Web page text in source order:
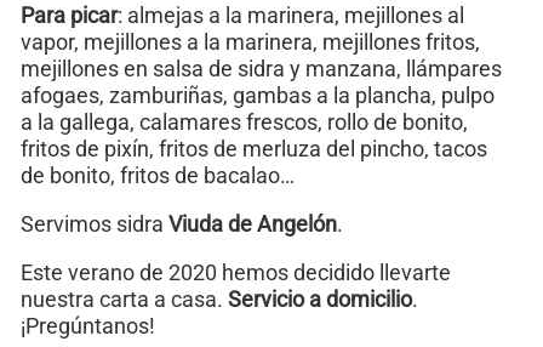
Para picar: almejas a la marinera, mejillones al
vapor, mejillones a la marinera, mejillones fritos,
mejillones en salsa de sidra y manzana, llámpares
afogaes, zamburiñas, gambas a la plancha, pulpo
a la gallega, calamares frescos, rollo de bonito,
fritos de pixín, fritos de merluza del pincho, tacos
de bonito, fritos de bacalao…
Servimos sidra Viuda de Angelón.
Este verano de 2020 hemos decidido llevarte
nuestra carta a casa. Servicio a domicilio.
¡Pregúntanos!